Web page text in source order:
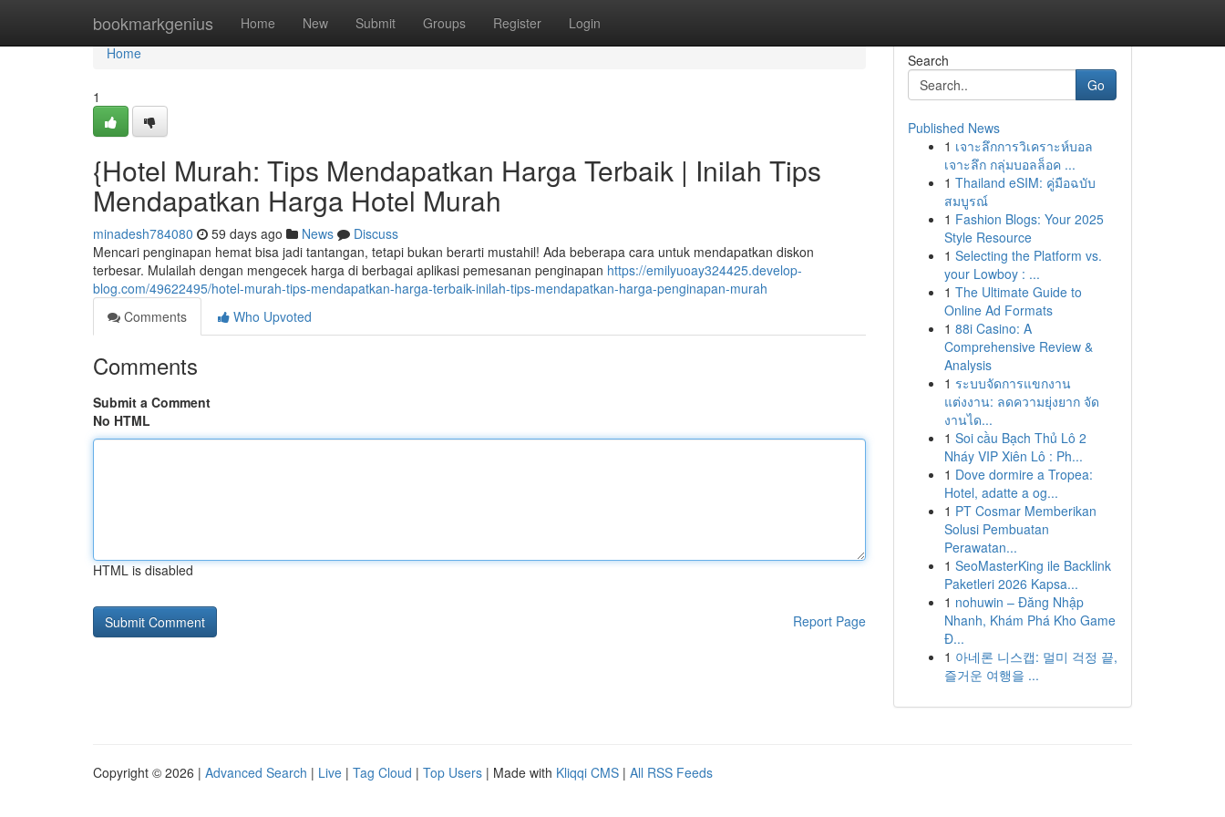
bookmarkgenius Home New Submit Groups Register Login
Home
Home
1
{Hotel Murah: Tips Mendapatkan Harga Terbaik | Inilah Tips
Mendapatkan Harga Hotel Murah
minadesh784080 59 days ago News
Discuss
Mencari penginapan hemat bisa jadi tantangan, tetapi bukan berarti mustahil! Ada beberapa cara untuk mendapatkan diskon
terbesar. Mulailah dengan mengecek harga di berbagai aplikasi pemesanan penginapan https://emilyuoay324425.develop-
blog.com/49622495/hotel-murah-tips-mendapatkan-harga-terbaik-inilah-tips-mendapatkan-harga-penginapan-murah
Comments
Who Upvoted
Comments
Submit a Comment
No HTML
HTML is disabled
Report Page
Search
Go
Published News
1 เจาะลึกการวิเคราะห์บอล
เจาะลึก กลุ่มบอลล็อค ...
1 Thailand eSIM: คู่มือฉบับ
สมบูรณ์
1 Fashion Blogs: Your 2025
Style Resource
1 Selecting the Platform vs.
your Lowboy : ...
1 The Ultimate Guide to
Online Ad Formats
1 88i Casino: A
Comprehensive Review &
Analysis
1 ระบบจัดการแขกงาน
แต่งงาน: ลดความยุ่งยาก จัด
งานได...
1 Soi cầu Bạch Thủ Lô 2
Nháy VIP Xiên Lô : Ph...
1 Dove dormire a Tropea:
Hotel, adatte a og...
1 PT Cosmar Memberikan
Solusi Pembuatan
Perawatan...
1 SeoMasterKing ile Backlink
Paketleri 2026 Kapsa...
1 nohuwin – Đăng Nhập
Nhanh, Khám Phá Kho Game
Đ...
1 아네론 니스캡: 멀미 걱정 끝,
즐거운 여행을 ...
Copyright © 2026 | Advanced Search | Live | Tag Cloud | Top Users | Made with Kliqqi CMS | All RSS Feeds